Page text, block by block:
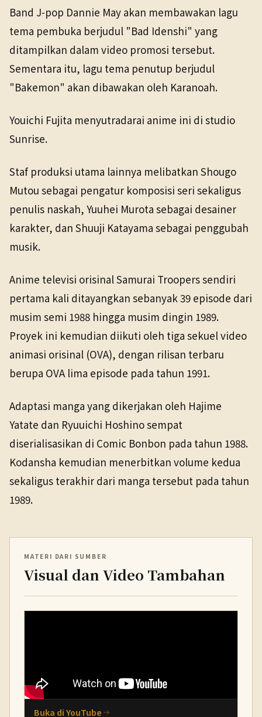
Band J-pop Dannie May akan membawakan lagu
tema pembuka berjudul "Bad Idenshi" yang
ditampilkan dalam video promosi tersebut.
Sementara itu, lagu tema penutup berjudul
"Bakemon" akan dibawakan oleh Karanoah.
Youichi Fujita menyutradarai anime ini di studio
Sunrise.
Staf produksi utama lainnya melibatkan Shougo
Mutou sebagai pengatur komposisi seri sekaligus
penulis naskah, Yuuhei Murota sebagai desainer
karakter, dan Shuuji Katayama sebagai penggubah
musik.
Anime televisi orisinal Samurai Troopers sendiri
pertama kali ditayangkan sebanyak 39 episode dari
musim semi 1988 hingga musim dingin 1989.
Proyek ini kemudian diikuti oleh tiga sekuel video
animasi orisinal (OVA), dengan rilisan terbaru
berupa OVA lima episode pada tahun 1991.
Adaptasi manga yang dikerjakan oleh Hajime
Yatate dan Ryuuichi Hoshino sempat
diserialisasikan di Comic Bonbon pada tahun 1988.
Kodansha kemudian menerbitkan volume kedua
sekaligus terakhir dari manga tersebut pada tahun
1989.
MATERI DARI SUMBER
Visual dan Video Tambahan
Buka di YouTube